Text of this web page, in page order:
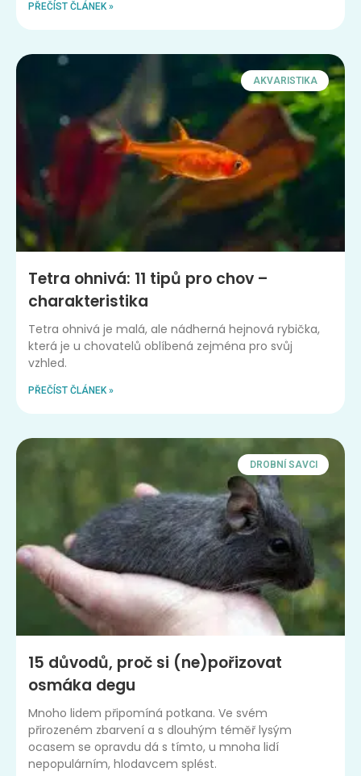
PŘEČÍST ČLÁNEK »
AKVARISTIKA
Tetra ohnivá: 11 tipů pro chov –
charakteristika
Tetra ohnivá je malá, ale nádherná hejnová rybička,
která je u chovatelů oblíbená zejména pro svůj
vzhled.
PŘEČÍST ČLÁNEK »
DROBNÍ SAVCI
15 důvodů, proč si (ne)pořizovat
osmáka degu
Mnoho lidem připomíná potkana. Ve svém
přirozeném zbarvení a s dlouhým téměř lysým
ocasem se opravdu dá s tímto, u mnoha lidí
nepopulárním, hlodavcem splést.